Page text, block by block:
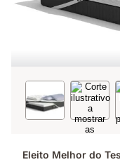
Eleito Melhor do